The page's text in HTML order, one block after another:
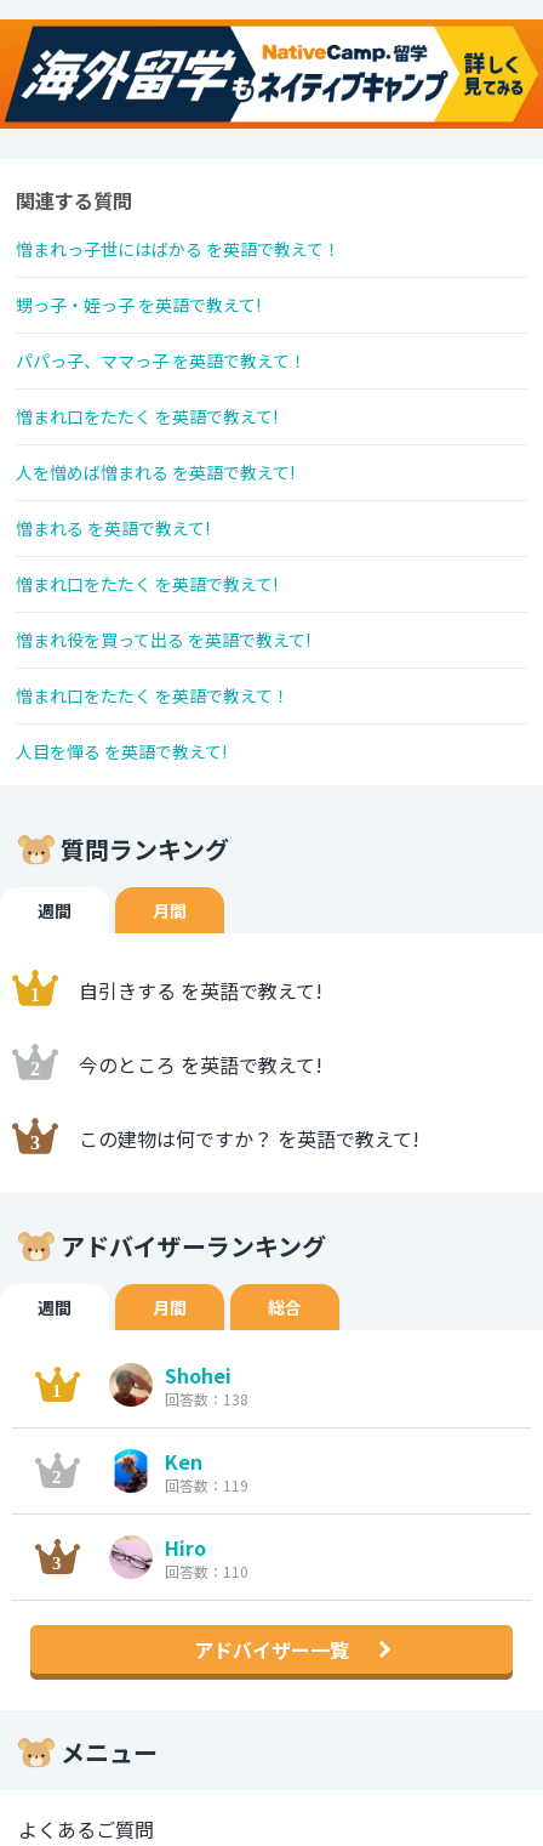
関連する質問
憎まれっ子世にはばかる を英語で教えて！
甥っ子・姪っ子 を英語で教えて!
パパっ子、ママっ子 を英語で教えて！
憎まれ口をたたく を英語で教えて!
人を憎めば憎まれる を英語で教えて!
憎まれる を英語で教えて!
憎まれ口をたたく を英語で教えて!
憎まれ役を買って出る を英語で教えて!
憎まれ口をたたく を英語で教えて！
人目を憚る を英語で教えて!
質問ランキング
週間 月間
自引きする を英語で教えて!
今のところ を英語で教えて!
この建物は何ですか？ を英語で教えて!
アドバイザーランキング
週間 月間 総合
Shohei
回答数：138
Ken
回答数：119
Hiro
回答数：110
アドバイザー一覧
メニュー
よくあるご質問